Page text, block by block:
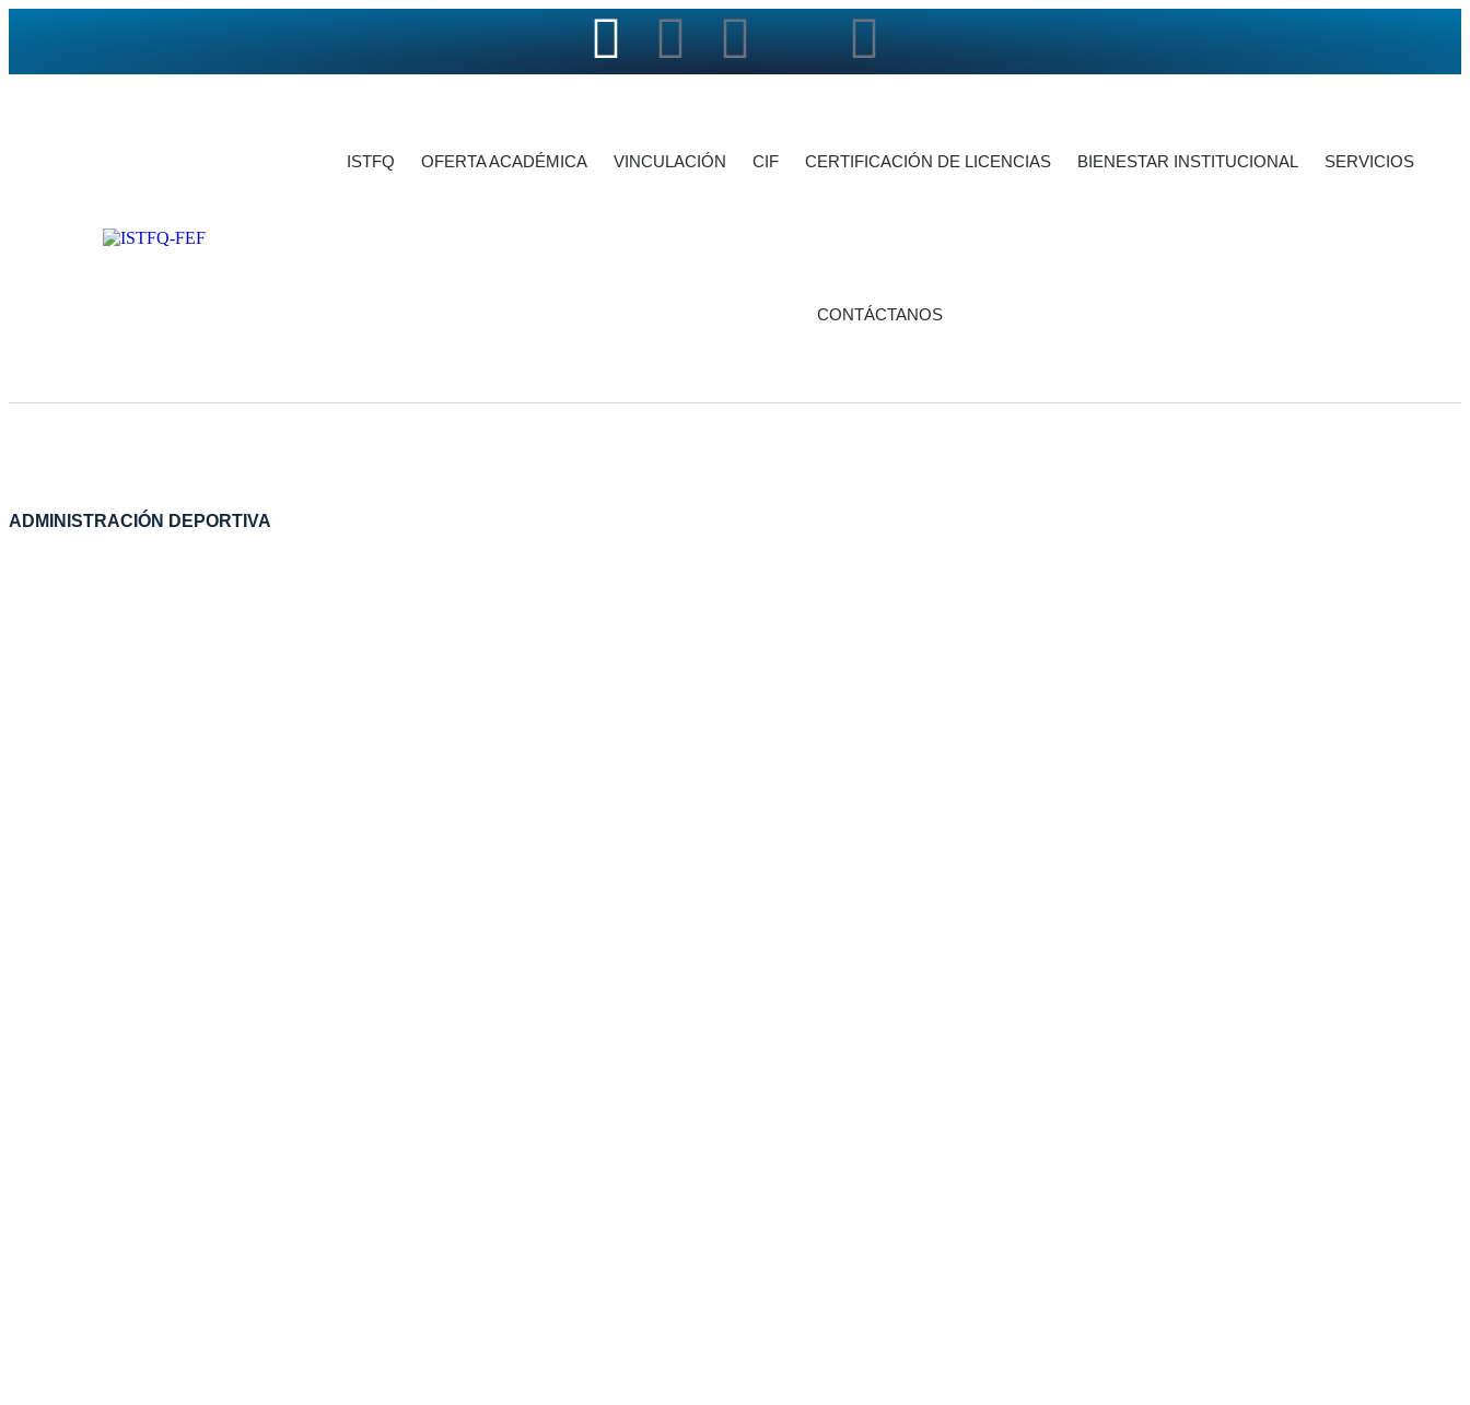
ISTFQ OFERTA ACADÉMICA VINCULACIÓN CIF CERTIFICACIÓN DE LICENCIAS BIENESTAR INSTITUCIONAL SERVICIOS
CONTÁCTANOS
ADMINISTRACIÓN DEPORTIVA